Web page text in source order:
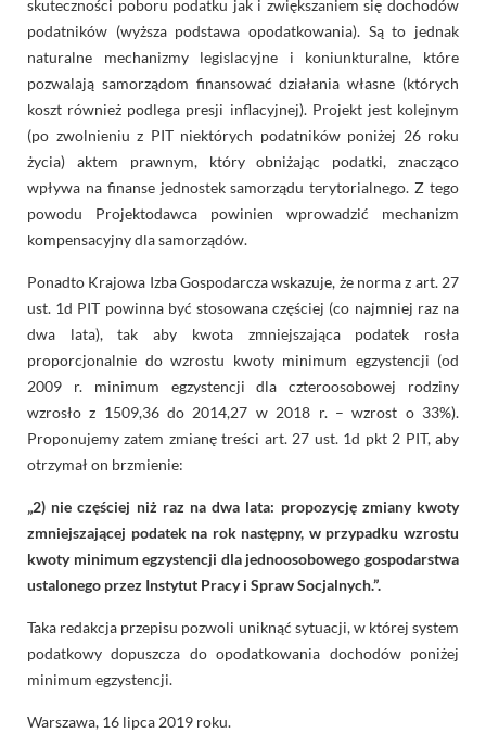
skuteczności poboru podatku jak i zwiększaniem się dochodów
podatników (wyższa podstawa opodatkowania). Są to jednak
naturalne mechanizmy legislacyjne i koniunkturalne, które
pozwalają samorządom finansować działania własne (których
koszt również podlega presji inflacyjnej). Projekt jest kolejnym
(po zwolnieniu z PIT niektórych podatników poniżej 26 roku
życia) aktem prawnym, który obniżając podatki, znacząco
wpływa na finanse jednostek samorządu terytorialnego. Z tego
powodu Projektodawca powinien wprowadzić mechanizm
kompensacyjny dla samorządów.
Ponadto Krajowa Izba Gospodarcza wskazuje, że norma z art. 27
ust. 1d PIT powinna być stosowana częściej (co najmniej raz na
dwa lata), tak aby kwota zmniejszająca podatek rosła
proporcjonalnie do wzrostu kwoty minimum egzystencji (od
2009 r. minimum egzystencji dla czteroosobowej rodziny
wzrosło z 1509,36 do 2014,27 w 2018 r. – wzrost o 33%).
Proponujemy zatem zmianę treści art. 27 ust. 1d pkt 2 PIT, aby
otrzymał on brzmienie:
„2) nie częściej niż raz na dwa lata: propozycję zmiany kwoty
zmniejszającej podatek na rok następny, w przypadku wzrostu
kwoty minimum egzystencji dla jednoosobowego gospodarstwa
ustalonego przez Instytut Pracy i Spraw Socjalnych.”.
Taka redakcja przepisu pozwoli uniknąć sytuacji, w której system
podatkowy dopuszcza do opodatkowania dochodów poniżej
minimum egzystencji.
Warszawa, 16 lipca 2019 roku.